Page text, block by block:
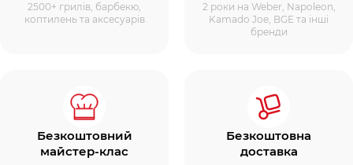
2500+ грилів, барбекю,
коптилень та аксесуарів
2 роки на Weber, Napoleon,
Kamado Joe, BGE та інші
бренди
Безкоштовний
майстер-клас
Безкоштовна
доставка